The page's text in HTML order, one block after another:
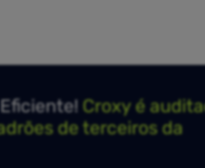
Croxy é
de terceiros da